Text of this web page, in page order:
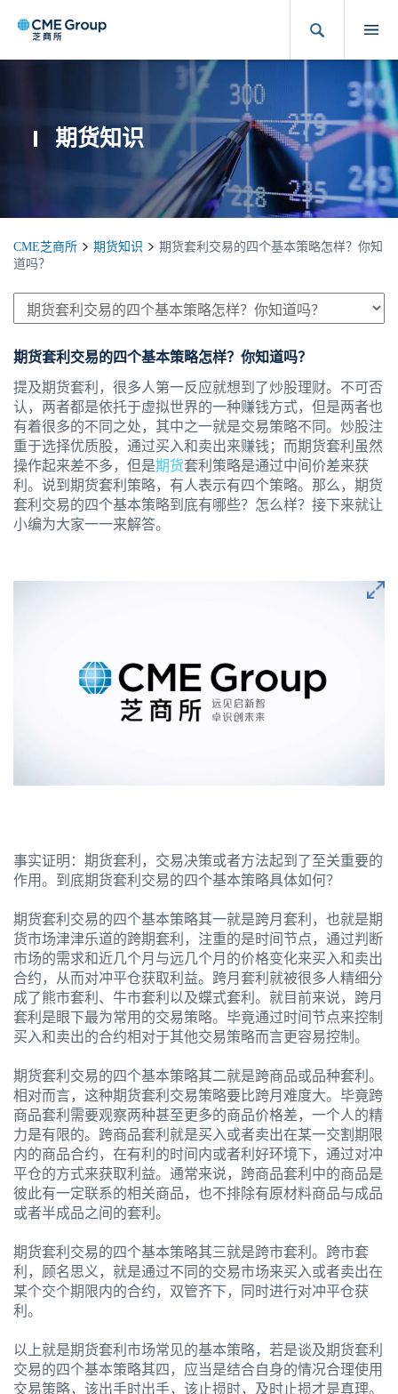
期货知识
CME芝商所 期货知识
期货套利交易的四个基本策略怎样？你知
道吗？
期货套利交易的四个基本策略怎样？你知道吗？
提及期货套利，很多人第一反应就想到了炒股理财。不可否
认，两者都是依托于虚拟世界的一种赚钱方式，但是两者也
有着很多的不同之处，其中之一就是交易策略不同。炒股注
重于选择优质股，通过买入和卖出来赚钱；而期货套利虽然
操作起来差不多，但是期货套利策略是通过中间价差来获
利。说到期货套利策略，有人表示有四个策略。那么，期货
套利交易的四个基本策略到底有哪些？怎么样？接下来就让
小编为大家一一来解答。
事实证明：期货套利，交易决策或者方法起到了至关重要的
作用。到底期货套利交易的四个基本策略具体如何？
期货套利交易的四个基本策略其一就是跨月套利，也就是期
货市场津津乐道的跨期套利，注重的是时间节点，通过判断
市场的需求和近几个月与远几个月的价格变化来买入和卖出
合约，从而对冲平仓获取利益。跨月套利就被很多人精细分
成了熊市套利、牛市套利以及蝶式套利。就目前来说，跨月
套利是眼下最为常用的交易策略。毕竟通过时间节点来控制
买入和卖出的合约相对于其他交易策略而言更容易控制。
期货套利交易的四个基本策略其二就是跨商品或品种套利。
相对而言，这种期货套利交易策略要比跨月难度大。毕竟跨
商品套利需要观察两种甚至更多的商品价格差，一个人的精
力是有限的。跨商品套利就是买入或者卖出在某一交割期限
内的商品合约，在有利的时间内或者利好环境下，通过对冲
平仓的方式来获取利益。通常来说，跨商品套利中的商品是
彼此有一定联系的相关商品，也不排除有原材料商品与成品
或者半成品之间的套利。
期货套利交易的四个基本策略其三就是跨市套利。跨市套
利，顾名思义，就是通过不同的交易市场来买入或者卖出在
某个交个期限内的合约，双管齐下，同时进行对冲平仓获
利。
以上就是期货套利市场常见的基本策略，若是谈及期货套利
交易的四个基本策略其四，应当是结合自身的情况合理使用
交易策略，该出手时出手，该止损时，及时止损才是真理。